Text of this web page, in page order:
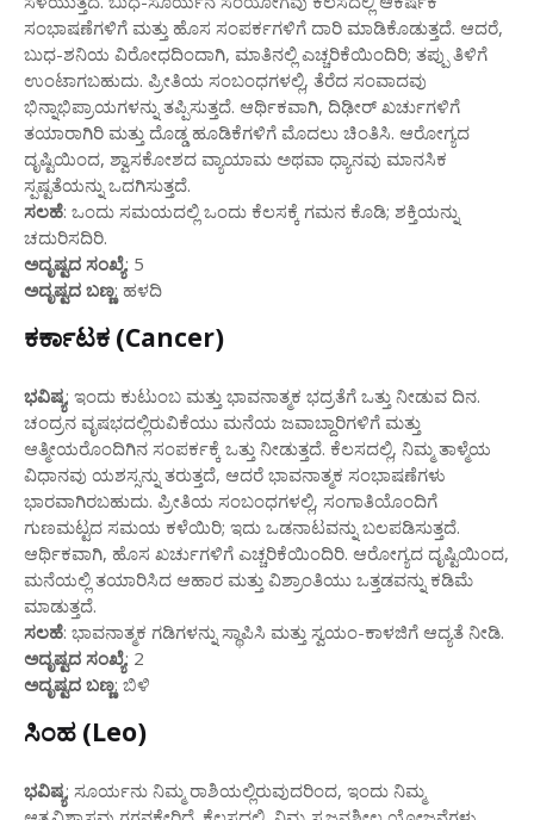
ಸಂಭಾಷಣೆಗಳಿಗೆ ಮತ್ತು ಹೊಸ ಸಂಪರ್ಕಗಳಿಗೆ ದಾರಿ ಮಾಡಿಕೊಡುತ್ತದೆ. ಆದರೆ,
ಬುಧ-ಶನಿಯ ವಿರೋಧದಿಂದಾಗಿ, ಮಾತಿನಲ್ಲಿ ಎಚ್ಚರಿಕೆಯಿಂದಿರಿ; ತಪ್ಪು ತಿಳಿಗೆ
ಉಂಟಾಗಬಹುದು. ಪ್ರೀತಿಯ ಸಂಬಂಧಗಳಲ್ಲಿ, ತೆರೆದ ಸಂವಾದವು
ಭಿನ್ನಾಭಿಪ್ರಾಯಗಳನ್ನು ತಪ್ಪಿಸುತ್ತದೆ. ಆರ್ಥಿಕವಾಗಿ, ದಿಢೀರ್ ಖರ್ಚುಗಳಿಗೆ
ತಯಾರಾಗಿರಿ ಮತ್ತು ದೊಡ್ಡ ಹೂಡಿಕೆಗಳಿಗೆ ಮೊದಲು ಚಿಂತಿಸಿ. ಆರೋಗ್ಯದ
ದೃಷ್ಟಿಯಿಂದ, ಶ್ವಾಸಕೋಶದ ವ್ಯಾಯಾಮ ಅಥವಾ ಧ್ಯಾನವು ಮಾನಸಿಕ
ಸ್ಪಷ್ಟತೆಯನ್ನು ಒದಗಿಸುತ್ತದೆ.
ಸಲಹೆ: ಒಂದು ಸಮಯದಲ್ಲಿ ಒಂದು ಕೆಲಸಕ್ಕೆ ಗಮನ ಕೊಡಿ; ಶಕ್ತಿಯನ್ನು
ಚದುರಿಸದಿರಿ.
ಅದೃಷ್ಟದ ಸಂಖ್ಯೆ: 5
ಅದೃಷ್ಟದ ಬಣ್ಣ: ಹಳದಿ
ಕರ್ಕಾಟಕ (Cancer)
ಭವಿಷ್ಯ: ಇಂದು ಕುಟುಂಬ ಮತ್ತು ಭಾವನಾತ್ಮಕ ಭದ್ರತೆಗೆ ಒತ್ತು ನೀಡುವ ದಿನ.
ಚಂದ್ರನ ವೃಷಭದಲ್ಲಿರುವಿಕೆಯು ಮನೆಯ ಜವಾಬ್ದಾರಿಗಳಿಗೆ ಮತ್ತು
ಆತ್ಮೀಯರೊಂದಿಗಿನ ಸಂಪರ್ಕಕ್ಕೆ ಒತ್ತು ನೀಡುತ್ತದೆ. ಕೆಲಸದಲ್ಲಿ, ನಿಮ್ಮ ತಾಳ್ಮೆಯ
ವಿಧಾನವು ಯಶಸ್ಸನ್ನು ತರುತ್ತದೆ, ಆದರೆ ಭಾವನಾತ್ಮಕ ಸಂಭಾಷಣೆಗಳು
ಭಾರವಾಗಿರಬಹುದು. ಪ್ರೀತಿಯ ಸಂಬಂಧಗಳಲ್ಲಿ, ಸಂಗಾತಿಯೊಂದಿಗೆ
ಗುಣಮಟ್ಟದ ಸಮಯ ಕಳೆಯಿರಿ; ಇದು ಒಡನಾಟವನ್ನು ಬಲಪಡಿಸುತ್ತದೆ.
ಆರ್ಥಿಕವಾಗಿ, ಹೊಸ ಖರ್ಚುಗಳಿಗೆ ಎಚ್ಚರಿಕೆಯಿಂದಿರಿ. ಆರೋಗ್ಯದ ದೃಷ್ಟಿಯಿಂದ,
ಮನೆಯಲ್ಲಿ ತಯಾರಿಸಿದ ಆಹಾರ ಮತ್ತು ವಿಶ್ರಾಂತಿಯು ಒತ್ತಡವನ್ನು ಕಡಿಮೆ
ಮಾಡುತ್ತದೆ.
ಸಲಹೆ: ಭಾವನಾತ್ಮಕ ಗಡಿಗಳನ್ನು ಸ್ಥಾಪಿಸಿ ಮತ್ತು ಸ್ವಯಂ-ಕಾಳಜಿಗೆ ಆದ್ಯತೆ ನೀಡಿ.
ಅದೃಷ್ಟದ ಸಂಖ್ಯೆ: 2
ಅದೃಷ್ಟದ ಬಣ್ಣ: ಬಿಳಿ
ಸಿಂಹ (Leo)
ಭವಿಷ್ಯ: ಸೂರ್ಯನು ನಿಮ್ಮ ರಾಶಿಯಲ್ಲಿರುವುದರಿಂದ, ಇಂದು ನಿಮ್ಮ